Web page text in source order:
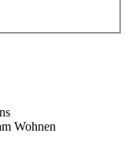
Wohnen